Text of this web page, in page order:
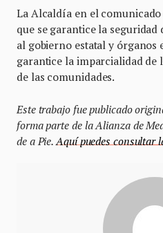
La Alcaldía en el
que se garantice la
al gobierno estatal y órganos
garantice la imparcialidad de
de las comunidades.
Este trabajo fue publicado
forma parte de la Alianza de
de a Pie.Aquí puedes consultar